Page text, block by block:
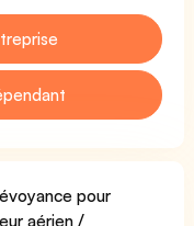
pour
aérien /